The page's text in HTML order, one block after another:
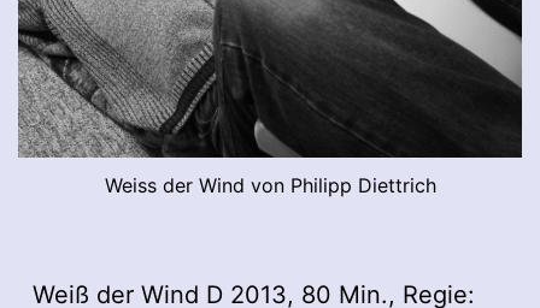
Weiss der Wind von Philipp Diettrich
Weiß der Wind D 2013, 80 Min., Regie: